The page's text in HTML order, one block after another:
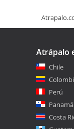
Atrápalo
Chile
Perú
Panamá
Costa